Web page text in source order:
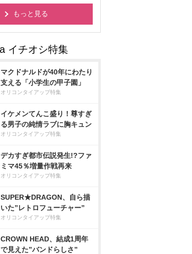
もっと見る
マクドナルドが40年にわたり
支える「小学生の甲子園」
オリコンタイアップ特集
イケメンてんこ盛り！尊すぎ
る男子の純情ラブに胸キュン
オリコンタイアップ特集
デカすぎ都市伝説発生!?ファ
ミマ45％増量作戦再来
オリコンタイアップ特集
SUPER★DRAGON、自ら描
いた”レトロフューチャー”
オリコンタイアップ特集
CROWN HEAD、結成1周年
で見えた”バンドらしさ”